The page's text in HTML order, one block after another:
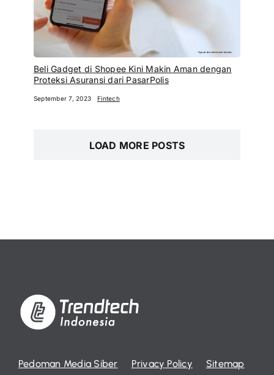
Beli Gadget di Shopee Kini Makin Aman dengan
Proteksi Asuransi dari PasarPolis
September 7, 2023 Fintech
LOAD MORE POSTS
Pedoman Media Siber Privacy Policy
Sitemap